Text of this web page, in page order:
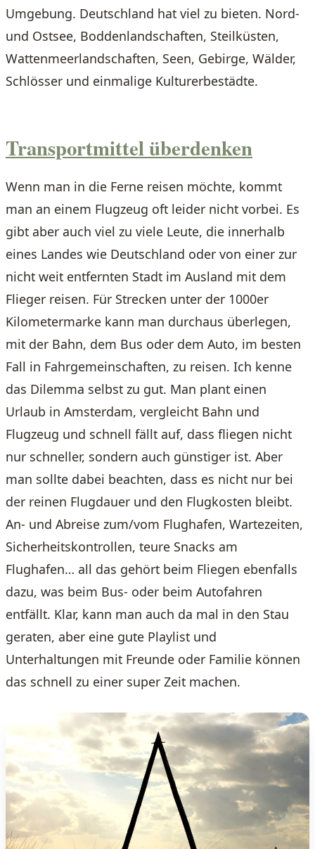
Umgebung. Deutschland hat viel zu bieten. Nord-
und Ostsee, Boddenlandschaften, Steilküsten,
Wattenmeerlandschaften, Seen, Gebirge, Wälder,
Schlösser und einmalige Kulturerbestädte.
Transportmittel überdenken
Wenn man in die Ferne reisen möchte, kommt
man an einem Flugzeug oft leider nicht vorbei. Es
gibt aber auch viel zu viele Leute, die innerhalb
eines Landes wie Deutschland oder von einer zur
nicht weit entfernten Stadt im Ausland mit dem
Flieger reisen. Für Strecken unter der 1000er
Kilometermarke kann man durchaus überlegen,
mit der Bahn, dem Bus oder dem Auto, im besten
Fall in Fahrgemeinschaften, zu reisen. Ich kenne
das Dilemma selbst zu gut. Man plant einen
Urlaub in Amsterdam, vergleicht Bahn und
Flugzeug und schnell fällt auf, dass fliegen nicht
nur schneller, sondern auch günstiger ist. Aber
man sollte dabei beachten, dass es nicht nur bei
der reinen Flugdauer und den Flugkosten bleibt.
An- und Abreise zum/vom Flughafen, Wartezeiten,
Sicherheitskontrollen, teure Snacks am
Flughafen… all das gehört beim Fliegen ebenfalls
dazu, was beim Bus- oder beim Autofahren
entfällt. Klar, kann man auch da mal in den Stau
geraten, aber eine gute Playlist und
Unterhaltungen mit Freunde oder Familie können
das schnell zu einer super Zeit machen.